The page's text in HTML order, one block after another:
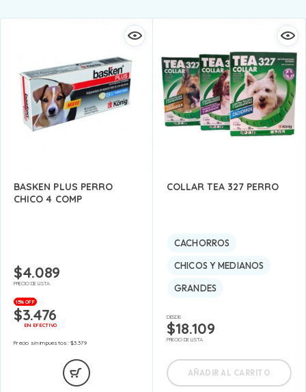
BASKEN PLUS PERRO
CHICO 4 COMP
$4.089
PRECIO DE LISTA
15% OFF
$3.476
EN EFECTIVO
Precio sin impuestos:$3.379
COLLAR TEA 327 PERRO
CACHORROS
CHICOS Y MEDIANOS
GRANDES
DESDE:
$18.109
PRECIO DE LISTA
AÑADIR AL CARRITO